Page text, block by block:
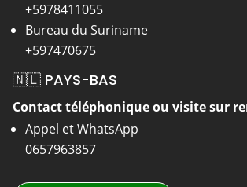
+5978411055
Bureau du Suriname
+597470675
🇳🇱 PAYS-BAS
Contact téléphonique ou visite sur
Appel et WhatsApp
0657963857